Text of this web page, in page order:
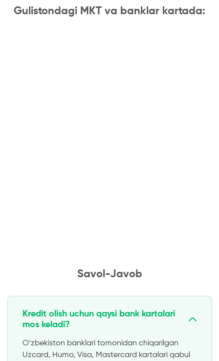
Gulistondagi MKT va banklar kartada:
Savol-Javob
Kredit olish uchun qaysi bank kartalari
mos keladi?
O‘zbekiston banklari tomonidan chiqarilgan
Uzcard, Humo, Visa, Mastercard kartalari qabul